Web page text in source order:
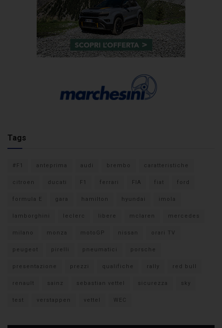
Tags
#F1 anteprima audi brembo caratteristiche
citroen ducati F1 ferrari FIA fiat ford
formula E gara hamilton hyundai imola
lamborghini leclerc libere mclaren mercedes
milano monza motoGP nissan orari TV
peugeot pirelli pneumatici porsche
presentazione prezzi qualifiche rally red bull
renault sainz sebastian vettel sicurezza sky
test verstappen vettel WEC